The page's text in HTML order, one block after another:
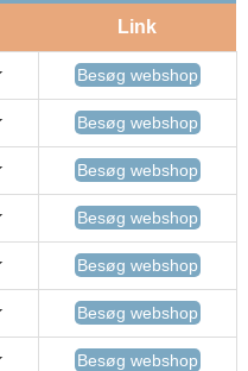
Link
Besøg webshop
Besøg webshop
Besøg webshop
Besøg webshop
Besøg webshop
Besøg webshop
Besøg webshop